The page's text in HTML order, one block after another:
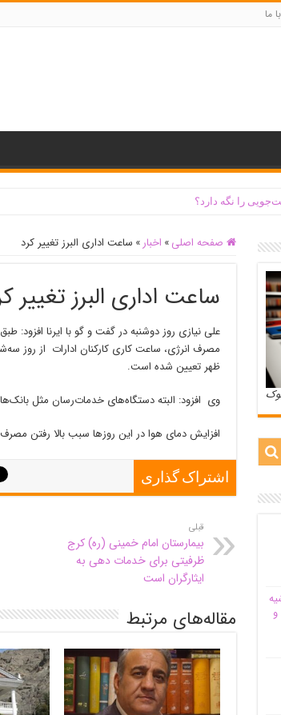
ما
را نگه دارد؟
صفحه اصلی » اخبار » ساعت اداری البرز تغییر کرد
ساعت اداری البرز تغییر
علی نیازی روز دوشنبه در گفت و گو با ایرنا
ظهر تعیین شده است.
وی افزود: البته دستگاه‌های خدمات‌رسان مثل
افزایش دمای هوا در این روزها سبب بالا رفتن
اشتراک گذاری
قبلی
بیمارستان امام خمینی (ره) کرج
ظرفیتی برای خدمات دهی به
ایثارگران است
مقاله‌های مرتبط